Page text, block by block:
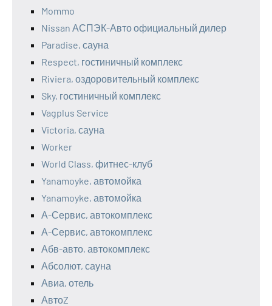
Mommo
Nissan АСПЭК-Авто официальный дилер
Paradise, сауна
Respect, гостиничный комплекс
Riviera, оздоровительный комплекс
Sky, гостиничный комплекс
Vagplus Service
Victoria, сауна
Worker
World Class, фитнес-клуб
Yanamoyke, автомойка
Yanamoyke, автомойка
А-Сервис, автокомплекс
А-Сервис, автокомплекс
Абв-авто, автокомплекс
Абсолют, сауна
Авиа, отель
АвтоZ